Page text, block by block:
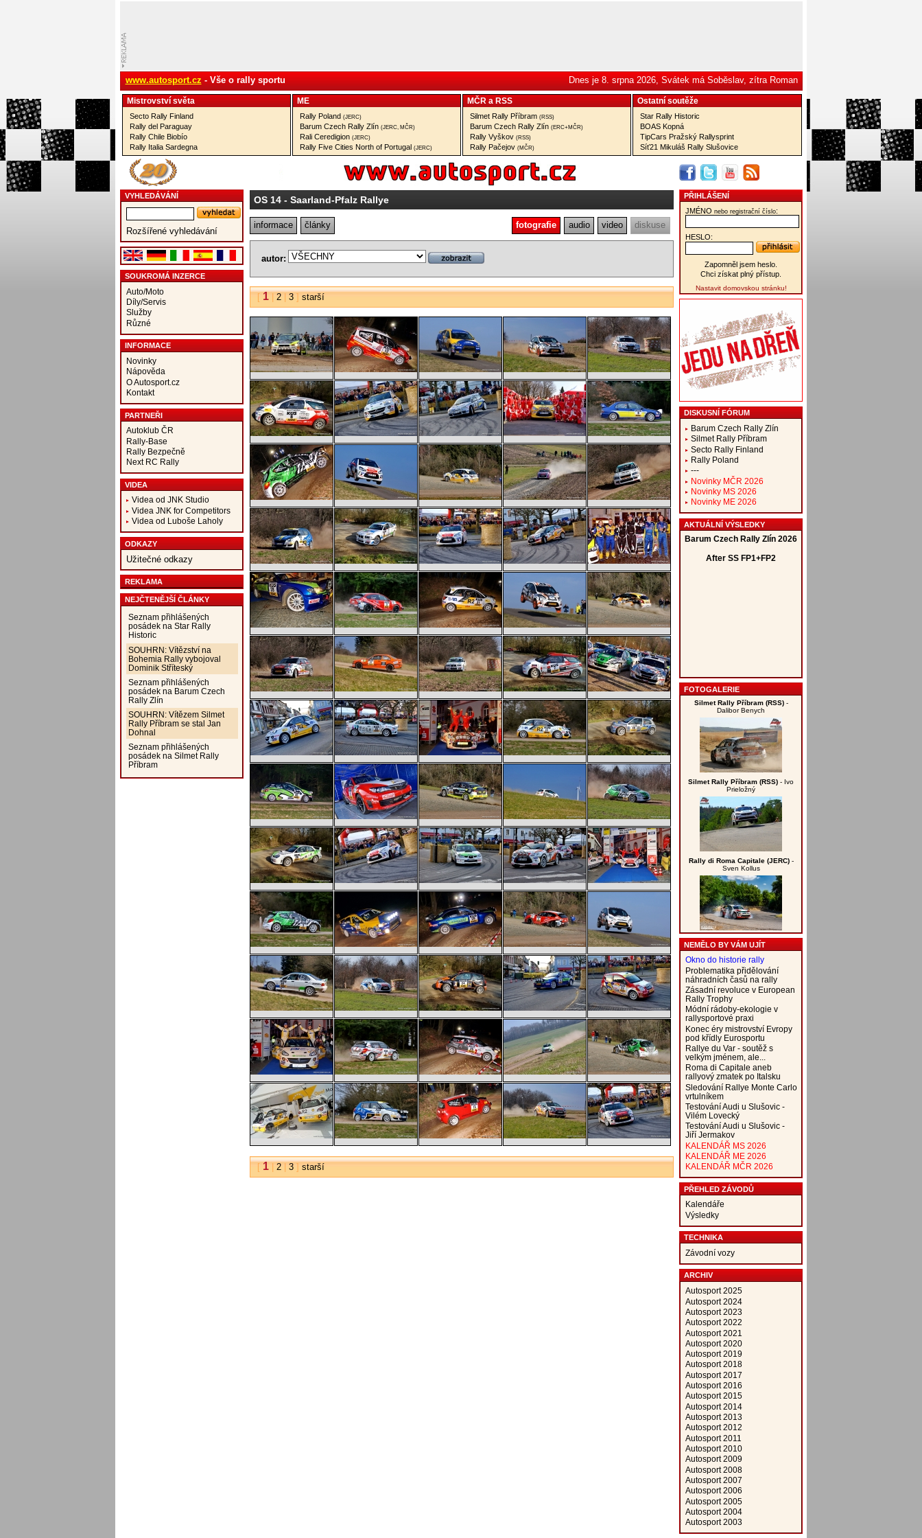
www.autosport.cz - Vše o rally sportu Dnes je 8. srpna 2026, Svátek má Soběslav, zítra Roman
Mistrovství­ světa
Secto Rally Finland
Rally del Paraguay
Rally Chile Biobío
Rally Italia Sardegna
ME
Rally Poland (JERC)
Barum Czech Rally Zlín (JERC, MČR)
Rali Ceredigion (JERC)
Rally Five Cities North of Portugal (JERC)
MČR a RSS
Silmet Rally Příbram (RSS)
Barum Czech Rally Zlín (ERC+MČR)
Rally Vyškov (RSS)
Rally Pačejov (MČR)
Ostatní­ soutěže
Star Rally Historic
BOAS Kopná
TipCars Pražský Rallysprint
Síť21 Mikuláš Rally Slušovice
VYHLEDÁVÁNÍ
Rozšířené vyhledávání
SOUKROMÁ INZERCE
Auto/Moto
Díly/Servis
Služby
Různé
INFORMACE
Novinky
Nápověda
O Autosport.cz
Kontakt
PARTNEŘI
Autoklub ČR
Rally-Base
Rally Bezpečně
Next RC Rally
VIDEA
Videa od JNK Studio
Videa JNK for Competitors
Videa od Luboše Laholy
ODKAZY
Užitečné odkazy
REKLAMA
NEJČTENĚJŠÍ ČLÁNKY
Seznam přihlášených
posádek na Star Rally
Historic
SOUHRN: Vítězství na
Bohemia Rally vybojoval
Dominik Stříteský
Seznam přihlášených
posádek na Barum Czech
Rally Zlín
SOUHRN: Vítězem Silmet
Rally Příbram se stal Jan
Dohnal
Seznam přihlášených
posádek na Silmet Rally
Příbram
OS 14- Saarland-Pfalz Rallye
informace články fotografie audio video diskuse
autor:
[ 1| 2| 3] starší
[ 1| 2| 3] starší
PŘIHLÁŠENÍ
JMÉNO nebo registrační číslo:
HESLO:
Zapomněl jsem heslo.
Chci získat plný přístup.
Nastavit domovskou stránku!
DISKUSNÍ FÓRUM
Barum Czech Rally Zlín
Silmet Rally Příbram
Secto Rally Finland
Rally Poland
---
Novinky MČR 2026
Novinky MS 2026
Novinky ME 2026
AKTUÁLNÍ VÝSLEDKY
FOTOGALERIE
Silmet Rally Příbram (RSS)-
Dalibor Benych
Silmet Rally Příbram (RSS) - Ivo
Prieložný
Rally di Roma Capitale (JERC)-
Sven Kollus
NEMĚLO BY VÁM UJÍT
Okno do historie rally
Problematika přidělování
náhradních časů na rally
Zásadní revoluce v European
Rally Trophy
Módní rádoby-ekologie v
rallysportové praxi
Konec éry mistrovství Evropy
pod křídly Eurosportu
Rallye du Var - soutěž s
velkým jménem, ale...
Roma di Capitale aneb
rallyový zmatek po Italsku
Sledování Rallye Monte Carlo
vrtulníkem
Testování Audi u Slušovic -
Vilém Lovecký
Testování Audi u Slušovic -
Jiří Jermakov
KALENDÁŘ MS 2026
KALENDÁŘ ME 2026
KALENDÁŘ MČR 2026
PŘEHLED ZÁVODŮ
Kalendáře
Výsledky
TECHNIKA
Závodní vozy
ARCHIV
Autosport 2025
Autosport 2024
Autosport 2023
Autosport 2022
Autosport 2021
Autosport 2020
Autosport 2019
Autosport 2018
Autosport 2017
Autosport 2016
Autosport 2015
Autosport 2014
Autosport 2013
Autosport 2012
Autosport 2011
Autosport 2010
Autosport 2009
Autosport 2008
Autosport 2007
Autosport 2006
Autosport 2005
Autosport 2004
Autosport 2003